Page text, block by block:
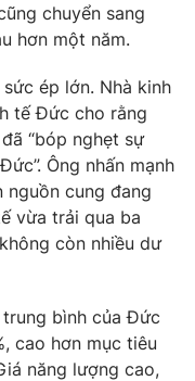
video
thao
sản
Việt
chuyển sang
hơn một năm.
ép lớn. Nhà kinh
tế Đức cho rằng
“bóp nghẹt sự
Ông nhấn mạnh
nguồn cung đang
vừa trải qua ba
còn nhiều dư
bình của Đức
cao hơn mục tiêu
năng lượng cao,